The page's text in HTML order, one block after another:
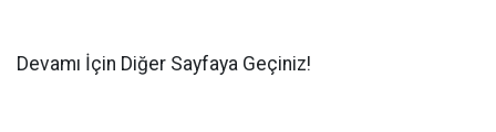
Devamı İçin Diğer Sayfaya Geçiniz!